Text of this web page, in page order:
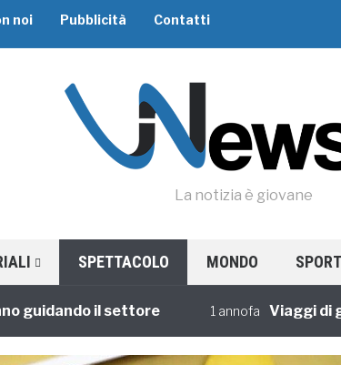
noi Pubblicità Contatti
La notizia è giovane
SPETTACOLO MONDO SPORT
il settore 1 annofa Viaggi di